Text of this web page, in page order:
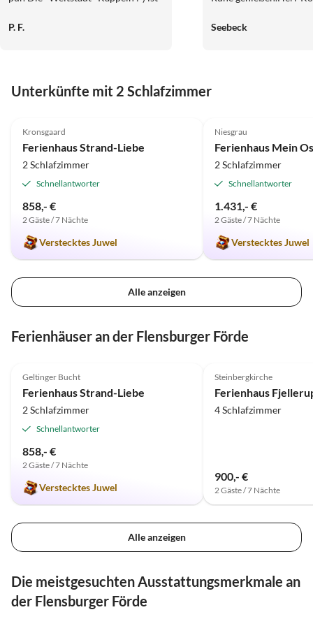
Wir haben direkt für`s nächste Jahr
P. F.
Dank für ihre
Seebeck
Unterkünfte mit 2 Schlafzimmer
Kronsgaard
Ferienhaus Strand-Liebe
2 Schlafzimmer
Schnellantworter
858,- €
2 Gäste / 7 Nächte
Verstecktes Juwel
Niesgrau
2 Schlafzimmer
Schnellantworter
1.431,- €
2 Gäste / 7 Nächte
Verstecktes Juwel
Alle anzeigen
Ferienhäuser an der Flensburger Förde
Geltinger Bucht
Ferienhaus Strand-Liebe
2 Schlafzimmer
Schnellantworter
858,- €
2 Gäste / 7 Nächte
Verstecktes Juwel
Steinbergkirche
4 Schlafzimmer
900,- €
2 Gäste / 7 Nächte
Alle anzeigen
Die meistgesuchten Ausstattungsmerkmale an
der Flensburger Förde